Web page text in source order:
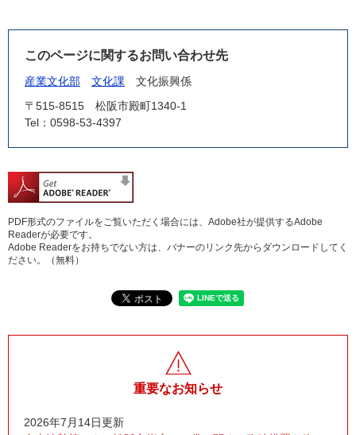
このページに関するお問い合わせ先
産業文化部 文化課
文化振興係
〒515-8515
松阪市殿町1340-1
Tel：0598-53-4397
PDF形式のファイルをご覧いただく場合には、Adobe社が提供するAdobe
Readerが必要です。
Adobe Readerをお持ちでない方は、バナーのリンク先からダウンロードしてく
ださい。（無料）
重要なお知らせ
2026年7月14日更新